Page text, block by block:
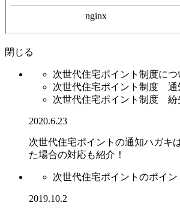
閉じる
次世代住宅ポイント制度につ
次世代住宅ポイント制度 通
次世代住宅ポイント制度 紛
2020.6.23
次世代住宅ポイントの通知ハガキ
た場合の対応も紹介！
次世代住宅ポイントのポイ
2019.10.2